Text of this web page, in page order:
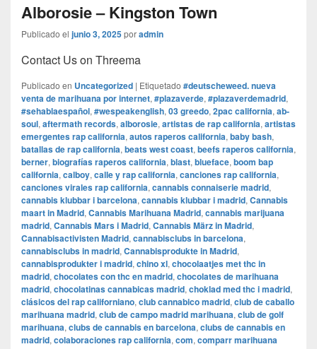
Alborosie – Kingston Town
Publicado el junio 3, 2025poradmin
Contact Us on Threema
Publicado en Uncategorized | Etiquetado #deutscheweed. nueva
venta de marihuana por internet, #plazaverde, #plazaverdemadrid,
#sehablaespañol, #wespeakenglish, 03 greedo, 2pac california, ab-
soul, aftermath records, alborosie, artistas de rap california, artistas
emergentes rap california, autos raperos california, baby bash,
batallas de rap california, beats west coast, beefs raperos california,
berner, biografías raperos california, blast, blueface, boom bap
california, calboy, calle y rap california, canciones rap california,
canciones virales rap california, cannabis connaiserie madrid,
cannabis klubbar i barcelona, cannabis klubbar i madrid, Cannabis
maart in Madrid, Cannabis Marihuana Madrid, cannabis marijuana
madrid, Cannabis Mars i Madrid, Cannabis März in Madrid,
Cannabisactivisten Madrid, cannabisclubs in barcelona,
cannabisclubs in madrid, Cannabisprodukte in Madrid,
cannabisprodukter i madrid, chino xl, chocolaatjes met thc in
madrid, chocolates con thc en madrid, chocolates de marihuana
madrid, chocolatinas cannabicas madrid, choklad med thc i madrid,
clásicos del rap californiano, club cannabico madrid, club de caballo
marihuana madrid, club de campo madrid marihuana, club de golf
marihuana, clubs de cannabis en barcelona, clubs de cannabis en
madrid, colaboraciones rap california, com, comparr marihuana